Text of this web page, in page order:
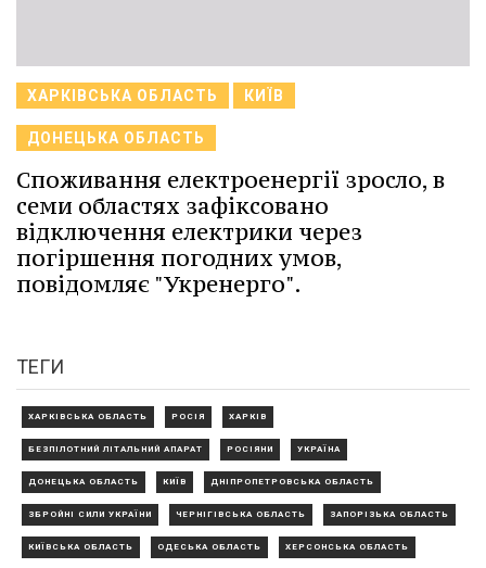
ХАРКІВСЬКА ОБЛАСТЬ КИЇВ
ДОНЕЦЬКА ОБЛАСТЬ
Споживання електроенергії зросло, в
семи областях зафіксовано
відключення електрики через
погіршення погодних умов,
повідомляє "Укренерго".
ТЕГИ
ХАРКІВСЬКА ОБЛАСТЬ РОСІЯ ХАРКІВ
БЕЗПІЛОТНИЙ ЛІТАЛЬНИЙ АПАРАТ РОСІЯНИ УКРАЇНА
ДОНЕЦЬКА ОБЛАСТЬ КИЇВ ДНІПРОПЕТРОВСЬКА ОБЛАСТЬ
ЗБРОЙНІ СИЛИ УКРАЇНИ ЧЕРНІГІВСЬКА ОБЛАСТЬ ЗАПОРІЗЬКА ОБЛАСТЬ
КИЇВСЬКА ОБЛАСТЬ ОДЕСЬКА ОБЛАСТЬ ХЕРСОНСЬКА ОБЛАСТЬ